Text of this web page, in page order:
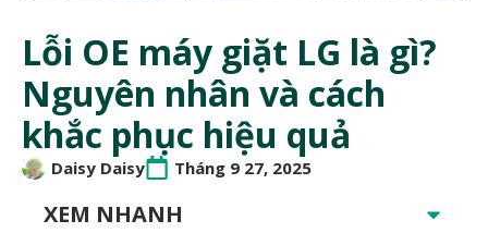
Lỗi OE máy giặt LG là gì?
Nguyên nhân và cách
khắc phục hiệu quả
Daisy Daisy Tháng 9 27, 2025
XEM NHANH